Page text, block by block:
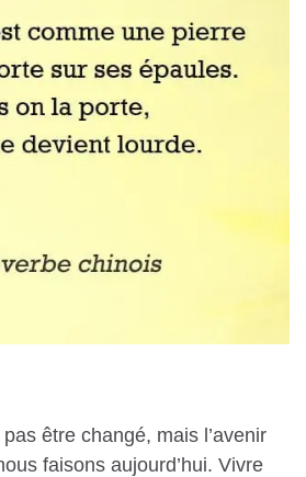
être changé, mais l’avenir
faisons aujourd’hui. Vivre